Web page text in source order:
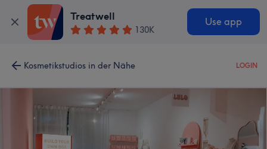
Treatwell
130K
Use app
Kosmetikstudios in der Nähe LOGIN